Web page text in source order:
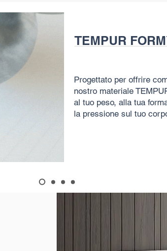
TEMPUR
Progettato per offrire
nostro materiale
al tuo peso, alla tua
la pressione sul tuo